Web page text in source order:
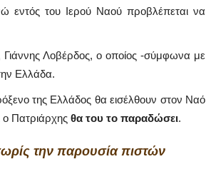
εντός του Ιερού Ναού προβλέπεται να
Λοβέρδος, ο οποίος -σύμφωνα με
Ελλάδα.
της Ελλάδος θα εισέλθουν στον Ναό
ο Πατριάρχης θα του το παραδώσει.
την παρουσία πιστών